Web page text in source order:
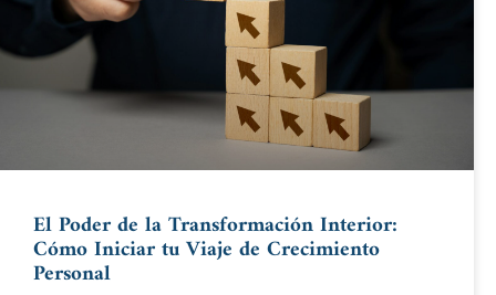
El Poder de la Transformación Interior:
Cómo Iniciar tu Viaje de Crecimiento
Personal